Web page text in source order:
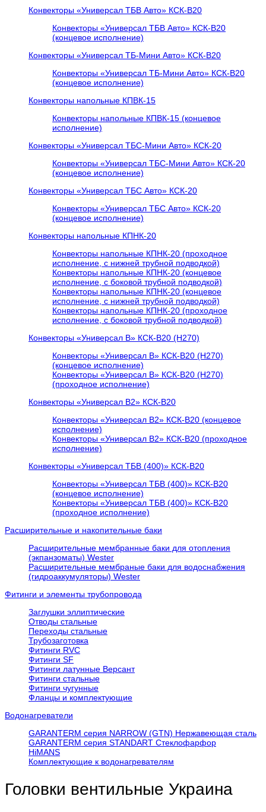
Конвекторы «Универсал ТБВ Авто» КСК-В20
Конвекторы «Универсал ТБВ Авто» КСК-В20
(концевое исполнение)
Конвекторы «Универсал ТБ-Мини Авто» КСК-В20
Конвекторы «Универсал ТБ-Мини Авто» КСК-В20
(концевое исполнение)
Конвекторы напольные КПВК-15
Конвекторы напольные КПВК-15 (концевое
исполнение)
Конвекторы «Универсал ТБC-Мини Авто» КСК-20
Конвекторы «Универсал ТБC-Мини Авто» КСК-20
(концевое исполнение)
Конвекторы «Универсал ТБC Авто» КСК-20
Конвекторы «Универсал ТБC Авто» КСК-20
(концевое исполнение)
Конвекторы напольные КПНК-20
Конвекторы напольные КПНК-20 (проходное
исполнение, с нижней трубной подводкой)
Конвекторы напольные КПНК-20 (концевое
исполнение, с боковой трубной подводкой)
Конвекторы напольные КПНК-20 (концевое
исполнение, с нижней трубной подводкой)
Конвекторы напольные КПНК-20 (проходное
исполнение, с боковой трубной подводкой)
Конвекторы «Универсал В» КСК-В20 (H270)
Конвекторы «Универсал В» КСК-В20 (H270)
(концевое исполнение)
Конвекторы «Универсал В» КСК-В20 (H270)
(проходное исполнение)
Конвекторы «Универсал В2» КСК-В20
Конвекторы «Универсал В2» КСК-В20 (концевое
исполнение)
Конвекторы «Универсал В2» КСК-В20 (проходное
исполнение)
Конвекторы «Универсал ТБВ (400)» КСК-В20
Конвекторы «Универсал ТБВ (400)» КСК-В20
(концевое исполнение)
Конвекторы «Универсал ТБВ (400)» КСК-В20
(проходное исполнение)
Расширительные и накопительные баки
Расширительные мембранные баки для отопления
(экпанзоматы) Wester
Расширительные мембраные баки для водоснабжения
(гидроаккумуляторы) Wester
Фитинги и элементы трубопровода
Заглушки эллиптические
Отводы стальные
Переходы стальные
Трубозаготовка
Фитинги RVC
Фитинги SF
Фитинги латунные Версант
Фитинги стальные
Фитинги чугунные
Фланцы и комплектующие
Водонагреватели
GARANTERM серия NARROW (GTN) Нержавеющая сталь
GARANTERM серия STANDART Стеклофарфор
HiMANS
Комплектующие к водонагревателям
Головки вентильные Украина